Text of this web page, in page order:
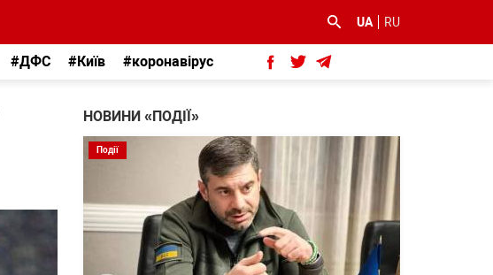
UA RU
#ДФС #Київ #коронавірус
НОВИНИ «ПОДІЇ»
Події